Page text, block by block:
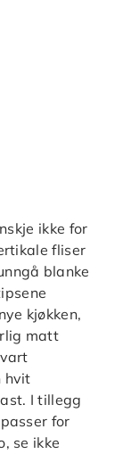
ikke for
fliser
blanke
kjøkken,
matt
hvit
I tillegg
for
se ikke